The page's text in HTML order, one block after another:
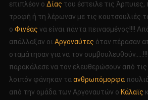
επιπλέον ο Δίας του έστειλε τις
τροφή ή τη λέρωναν με τις κουτσουλιές
ο Φινέας να είναι πάντα πεινασμένος!!!!
απάλλαξαν οι Αργοναύτες όταν πέρασαν
σταμάτησαν για να τον
παρακάλεσε να τον ελευθερώσουν από
λοιπόν φάνηκαν τα ανθρωπόμορφα
από την ομάδα των Αργοναυτών ο Κάλαϊς